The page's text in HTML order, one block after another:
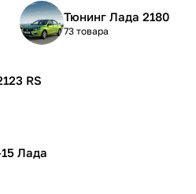
Тюнинг Лада 2180
73 товара